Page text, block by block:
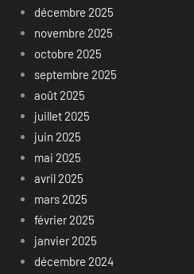
décembre 2025
novembre 2025
octobre 2025
septembre 2025
août 2025
juillet 2025
juin 2025
mai 2025
avril 2025
mars 2025
février 2025
janvier 2025
décembre 2024